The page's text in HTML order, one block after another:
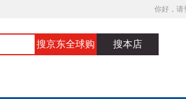
你好，请
搜京东全球购 搜本店